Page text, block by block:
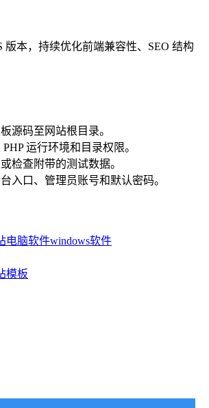
版本，持续优化前端兼容性、SEO 结构
源码至网站根目录。
运行环境和目录权限。
检查附带的测试数据。
入口、管理员账号和默认密码。
电脑软件windows软件
模板